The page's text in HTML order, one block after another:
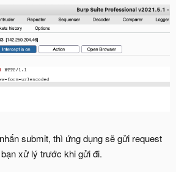
submit, thì ứng dụng sẽ gửi request
xử lý trước khi gửi đi.